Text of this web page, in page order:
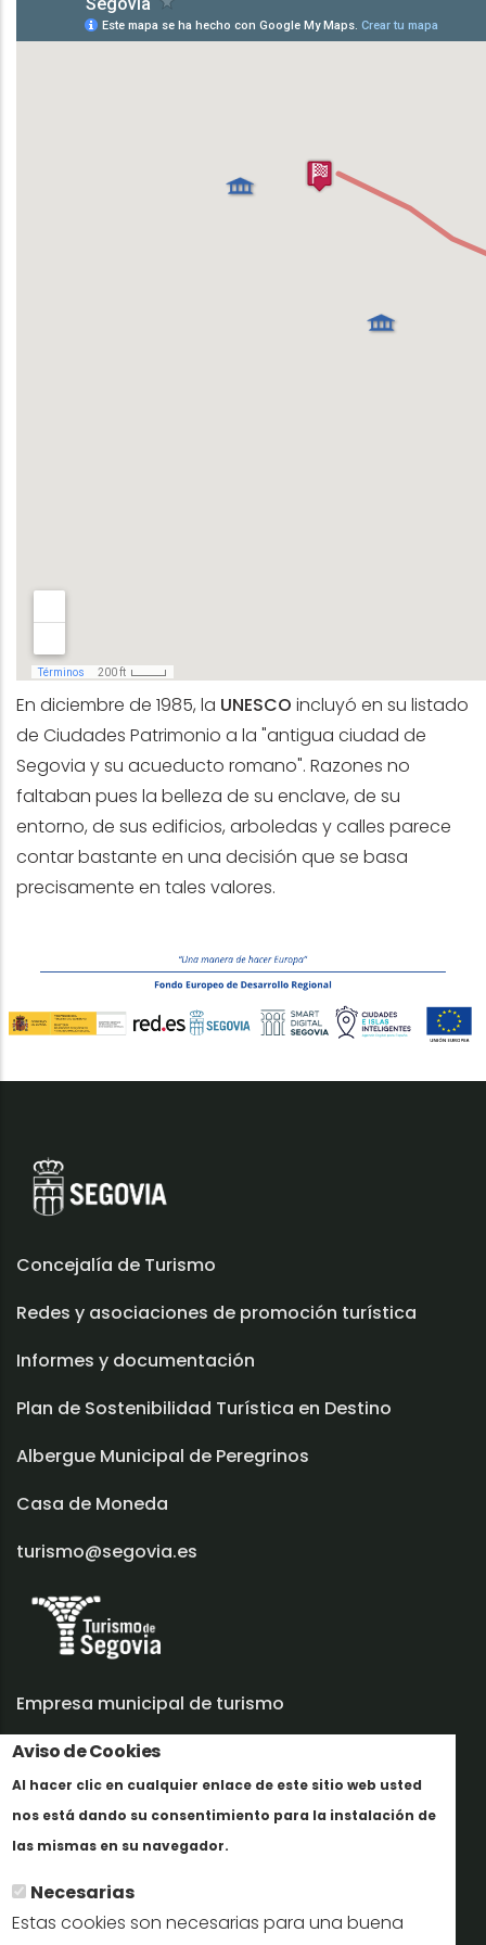
Aviso de Cookies
Al hacer clic en cualquier enlace de este sitio web usted
nos está dando su consentimiento para la instalación de
las mismas en su navegador.
Necesarias
Estas cookies son necesarias para una buena
En diciembre de 1985, la UNESCO incluyó en su listado
de Ciudades Patrimonio a la "antigua ciudad de
Segovia y su acueducto romano". Razones no
faltaban pues la belleza de su enclave, de su
entorno, de sus edificios, arboledas y calles parece
contar bastante en una decisión que se basa
precisamente en tales valores.
Concejalía de Turismo
Redes y asociaciones de promoción turística
Informes y documentación
Plan de Sostenibilidad Turística en Destino
Albergue Municipal de Peregrinos
Casa de Moneda
turismo@segovia.es
Empresa municipal de turismo
Trabaja con nosotros
Informes y documentación
Perfil del contratante
Oficinas de Turismo